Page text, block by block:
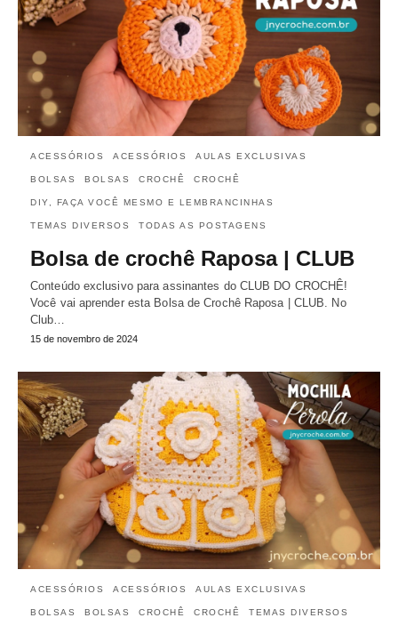
ACESSÓRIOS ACESSÓRIOS AULAS EXCLUSIVAS
BOLSAS BOLSAS CROCHÊ CROCHÊ
DIY, FAÇA VOCÊ MESMO E LEMBRANCINHAS
TEMAS DIVERSOS TODAS AS POSTAGENS
Bolsa de crochê Raposa | CLUB
Conteúdo exclusivo para assinantes do CLUB DO CROCHÊ!
Você vai aprender esta Bolsa de Crochê Raposa | CLUB. No
Club…
15 de novembro de 2024
ACESSÓRIOS ACESSÓRIOS AULAS EXCLUSIVAS
BOLSAS BOLSAS CROCHÊ CROCHÊ TEMAS DIVERSOS